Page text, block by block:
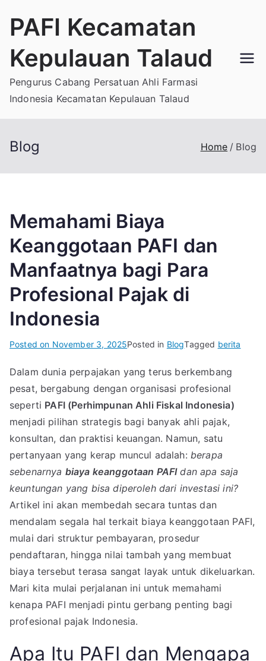
PAFI Kecamatan
Kepulauan Talaud
Pengurus Cabang Persatuan Ahli Farmasi
Indonesia Kecamatan Kepulauan Talaud
Blog Home Blog
Memahami Biaya
Keanggotaan PAFI dan
Manfaatnya bagi Para
Profesional Pajak di
Indonesia
Posted on November 3, 2025Posted in BlogTagged berita
Dalam dunia perpajakan yang terus berkembang
pesat, bergabung dengan organisasi profesional
seperti PAFI (Perhimpunan Ahli Fiskal Indonesia)
menjadi pilihan strategis bagi banyak ahli pajak,
konsultan, dan praktisi keuangan. Namun, satu
pertanyaan yang kerap muncul adalah: berapa
sebenarnya biaya keanggotaan PAFIdan apa saja
keuntungan yang bisa diperoleh dari investasi ini?
Artikel ini akan membedah secara tuntas dan
mendalam segala hal terkait biaya keanggotaan PAFI,
mulai dari struktur pembayaran, prosedur
pendaftaran, hingga nilai tambah yang membuat
biaya tersebut terasa sangat layak untuk dikeluarkan.
Mari kita mulai perjalanan ini untuk memahami
kenapa PAFI menjadi pintu gerbang penting bagi
profesional pajak Indonesia.
Apa Itu PAFI dan Mengapa